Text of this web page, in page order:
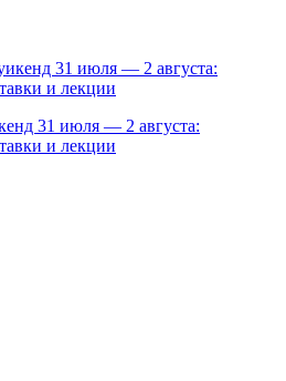
31 июля — 2 августа:
и лекции